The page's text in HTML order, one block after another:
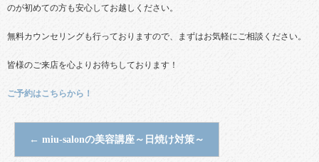
のが初めての方も安心してお越しください。
無料カウンセリングも行っておりますので、まずはお気軽にご相談ください。
皆様のご来店を心よりお待ちしております！
ご予約はこちらから！
← miu-salonの美容講座～日焼け対策～